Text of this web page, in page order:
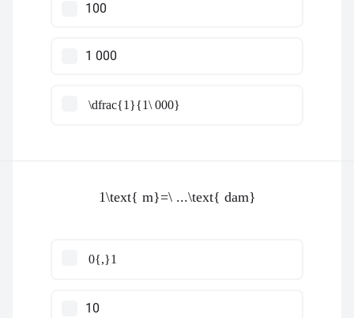
100
1 000
\dfrac{1}{1\ 000}
1\text{ m}=\ ...\text{ dam}
0{,}1
10